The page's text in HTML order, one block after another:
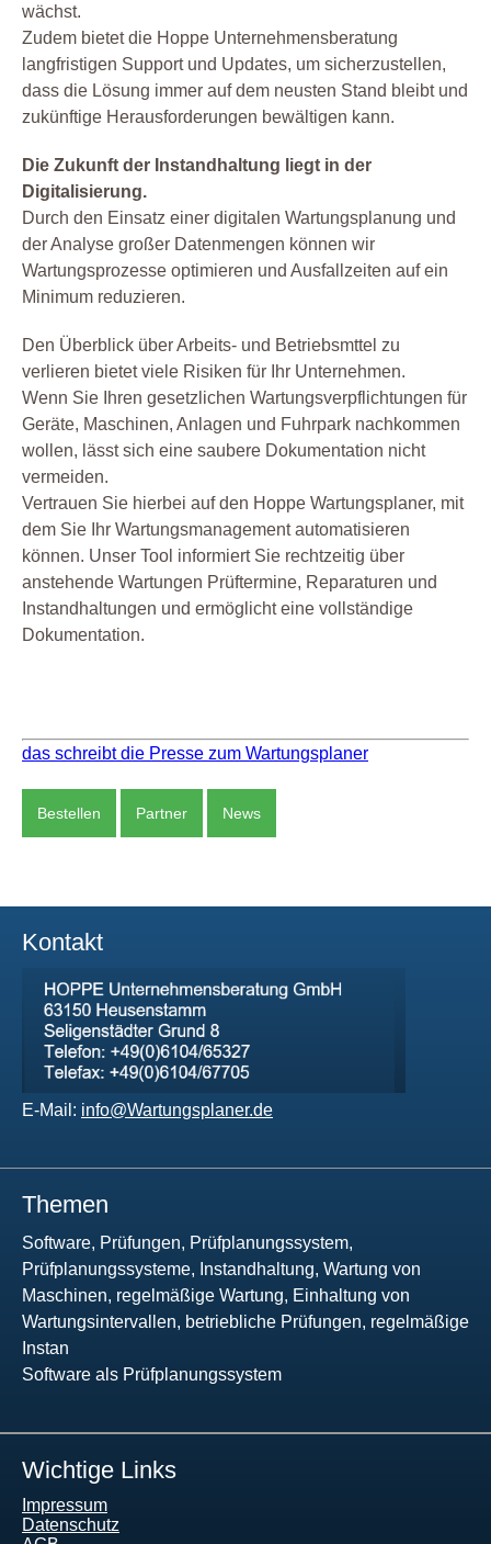
wächst.
Zudem bietet die Hoppe Unternehmensberatung
langfristigen Support und Updates, um sicherzustellen,
dass die Lösung immer auf dem neusten Stand bleibt und
zukünftige Herausforderungen bewältigen kann.
Die Zukunft der Instandhaltung liegt in der
Digitalisierung.
Durch den Einsatz einer digitalen Wartungsplanung und
der Analyse großer Datenmengen können wir
Wartungsprozesse optimieren und Ausfallzeiten auf ein
Minimum reduzieren.
Den Überblick über Arbeits- und Betriebsmttel zu
verlieren bietet viele Risiken für Ihr Unternehmen.
Wenn Sie Ihren gesetzlichen Wartungsverpflichtungen für
Geräte, Maschinen, Anlagen und Fuhrpark nachkommen
wollen, lässt sich eine saubere Dokumentation nicht
vermeiden.
Vertrauen Sie hierbei auf den Hoppe Wartungsplaner, mit
dem Sie Ihr Wartungsmanagement automatisieren
können. Unser Tool informiert Sie rechtzeitig über
anstehende Wartungen Prüftermine, Reparaturen und
Instandhaltungen und ermöglicht eine vollständige
Dokumentation.
das schreibt die Presse zum Wartungsplaner
Bestellen Partner News
Kontakt
E-Mail: info@Wartungsplaner.de
Themen
Software, Prüfungen, Prüfplanungssystem,
Prüfplanungssysteme, Instandhaltung, Wartung von
Maschinen, regelmäßige Wartung, Einhaltung von
Wartungsintervallen, betriebliche Prüfungen, regelmäßige
Instan
Software als Prüfplanungssystem
Wichtige Links
Impressum
Datenschutz